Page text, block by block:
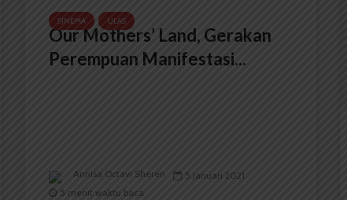
SINEMA ULAS
Our Mothers’ Land, Gerakan
Perempuan Manifestasi...
Annisa Octavi Sheren
5 Januari 2021
5 menit waktu baca